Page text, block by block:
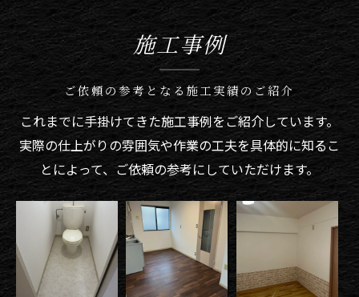
ご依頼の参考となる施工実績のご紹介
施工事例
これまでに手掛けてきた施工事例をご紹介しています。
実際の仕上がりの雰囲気や作業の工夫を具体的に知るこ
とによって、ご依頼の参考にしていただけます。